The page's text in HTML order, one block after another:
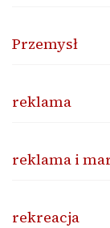
Przemysł
reklama
reklama i
rekreacja